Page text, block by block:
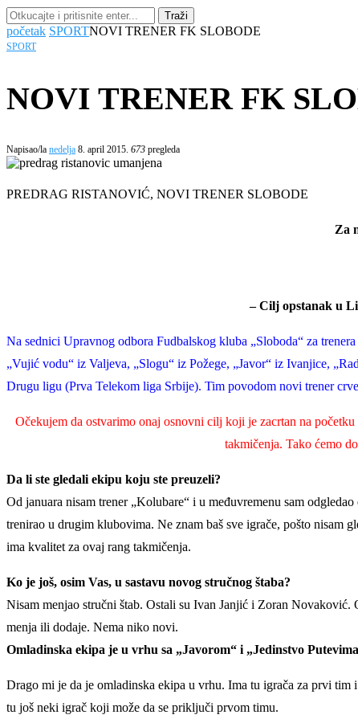
Traži
početak SPORTNOVI TRENER FK SLOBODE
SPORT
NOVI TRENER FK
Napisao/la nedelja 8. april 2015. 673 pregleda
PREDRAG RISTANOVIĆ, NOVI TRENER SLOBODE
Za
– Cilj opstanak u
Na sednici Upravnog odbora Fudbalskog kluba „Sloboda“ za
„Vujić vodu“ iz Valjeva, „Slogu“ iz Požege, „Javor“ iz Ivanjice,
Drugu ligu (Prva Telekom liga Srbije). Tim povodom novi trener
Očekujem da ostvarimo onaj osnovni cilj koji je zacrtan na
takmičenja. Tako ćemo
Da li ste gledali ekipu koju ste preuzeli?
Od januara nisam trener „Kolubare“ i u međuvremenu sam
trenirao u drugim klubovima. Ne znam baš sve igrače, pošto nisam
ima kvalitet za ovaj rang takmičenja.
Ko je još, osim Vas, u sastavu novog stručnog štaba?
Nisam menjao stručni štab. Ostali su Ivan Janjić i Zoran
menja ili dodaje. Nema niko novi.
Omladinska ekipa je u vrhu sa „Javorom“ i „Jedinstvo
Drago mi je da je omladinska ekipa u vrhu. Ima tu igrača za prvi
tu još neki igrač koji može da se priključi prvom timu.